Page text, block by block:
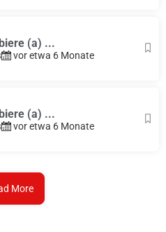
(a) ...
vor etwa 6 Monate
(a) ...
vor etwa 6 Monate
More